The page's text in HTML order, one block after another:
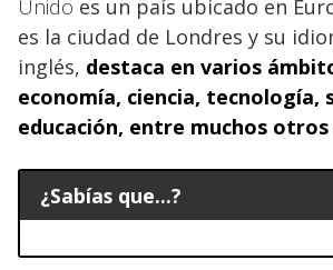
Unido es un país ubicado en
es la ciudad de Londres y su
inglés, destaca en varios
economía, ciencia, tecnología,
educación, entre muchos
¿Sabías que...?